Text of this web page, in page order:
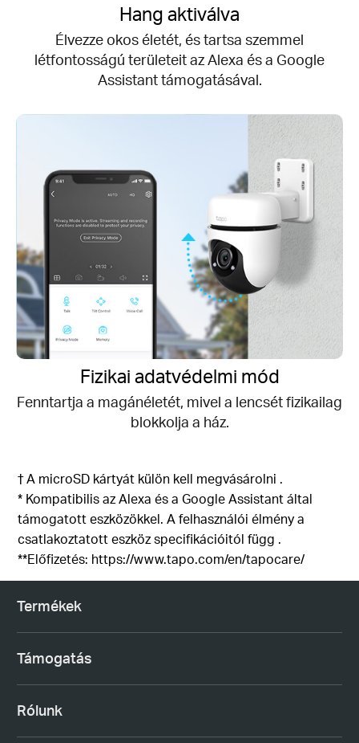
Hang aktiválva
Élvezze okos életét, és tartsa szemmel
létfontosságú területeit az Alexa és a Google
Assistant támogatásával.
Fizikai adatvédelmi mód
Fenntartja a magánéletét, mivel a lencsét fizikailag
blokkolja a ház.
†A microSD kártyát külön kell megvásárolni .
* Kompatibilisaz Alexa és a Google Assistant által
támogatott eszközökkel.A felhasználói élménya
csatlakoztatott eszköz specifikációitól függ .
**Előfizetés: https://www.tapo.com/en/tapocare/
Termékek
Támogatás
Rólunk